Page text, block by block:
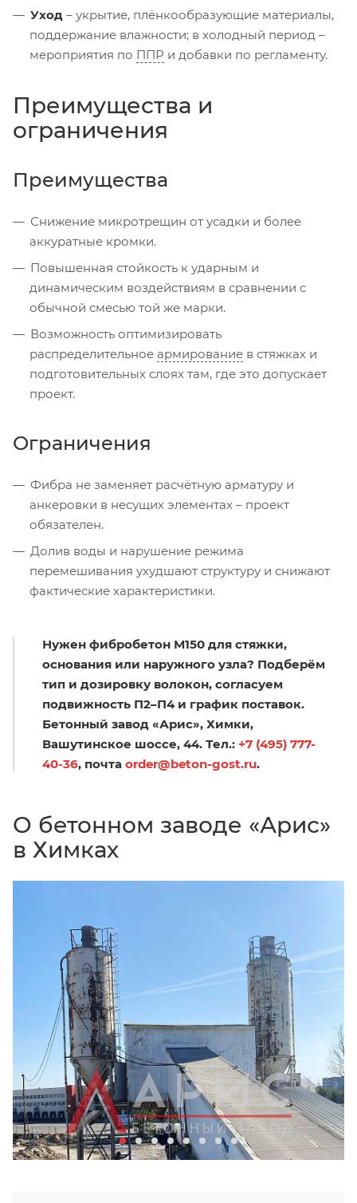
Уход – укрытие, плёнкообразующие материалы,
поддержание влажности; в холодный период –
мероприятия по ППР и добавки по регламенту.
Преимущества и
ограничения
Преимущества
Снижение микротрещин от усадки и более
аккуратные кромки.
Повышенная стойкость к ударным и
динамическим воздействиям в сравнении с
обычной смесью той же марки.
Возможность оптимизировать
распределительное армирование в стяжках и
подготовительных слоях там, где это допускает
проект.
Ограничения
Фибра не заменяет расчётную арматуру и
анкеровки в несущих элементах – проект
обязателен.
Долив воды и нарушение режима
перемешивания ухудшают структуру и снижают
фактические характеристики.
Нужен фибробетон М150 для стяжки,
основания или наружного узла? Подберём
тип и дозировку волокон, согласуем
подвижность П2–П4 и график поставок.
Бетонный завод «Арис», Химки,
Вашутинское шоссе, 44. Тел.: +7 (495) 777-
40-36, почта order@beton-gost.ru.
О бетонном заводе «Арис»
в Химках